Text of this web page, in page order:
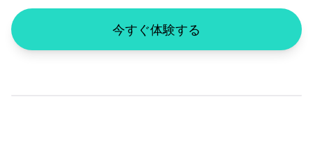
今すぐ体験する